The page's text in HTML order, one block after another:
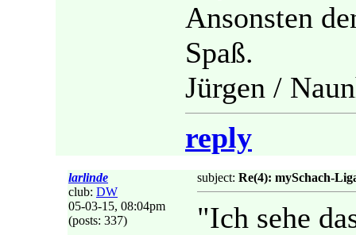
Ansonsten
Spaß.
Jürgen /
reply
larlinde
club: DW
05-03-15, 08:04pm
(posts: 337)
subject: Re(4): mySchach-
"Ich sehe